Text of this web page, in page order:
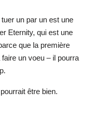
un par un est une
Eternity, qui est une
que la première
un voeu – il pourra
être bien.